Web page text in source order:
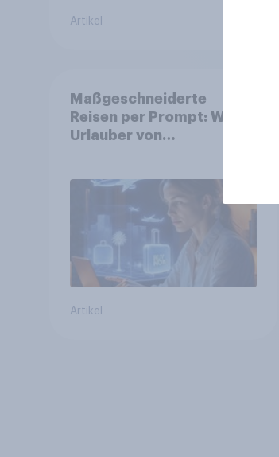
Artikel
Maßgeschneiderte
Reisen per Prompt: Was
Urlauber von
Tools bei der
Reiseplanung bereits
genutzt werden
Artikel